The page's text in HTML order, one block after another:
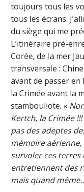
toujours tous les
tous les écrans.
du siège qui me
L’itinéraire pré-
Corée, de la mer
transversale :
avant de passer
la Crimée avant la
stambouliote. «
Kertch, la Crimée
pas des adeptes
mémoire
survoler ces terres
entretiennent des
mais quand